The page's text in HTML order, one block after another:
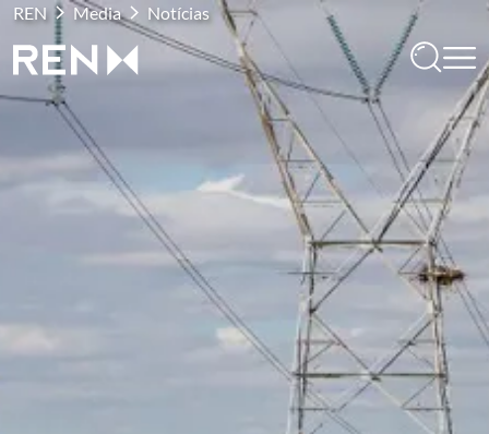
REN Media Notícias